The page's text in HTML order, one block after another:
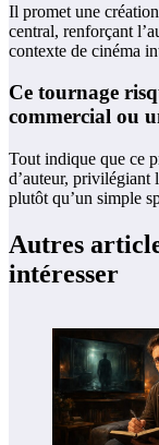
Il promet une
central, renforçant
contexte de cinéma
Ce tournage
commercial ou
Tout indique que ce
d’auteur, privilégiant
plutôt qu’un simple
Autres
intéresser